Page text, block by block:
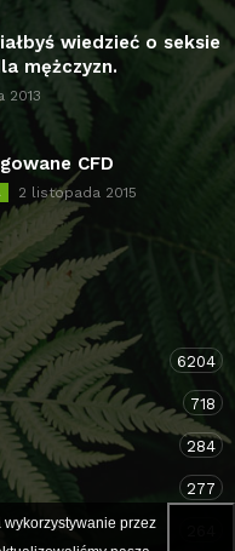
wiedzieć o seksie
mężczyzn.
2013
CFD
2 listopada 2015
6204
718
284
277
wykorzystywanie przez